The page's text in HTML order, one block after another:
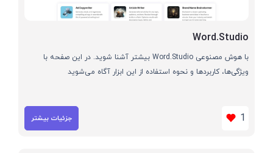
Word.Studio
با هوش مصنوعی Word.Studio بیشتر آشنا شوید. در این صفحه با
ویژگی‌ها، کاربردها و نحوه استفاده از این ابزار آگاه می‌شوید
1 جزئیات بیشتر